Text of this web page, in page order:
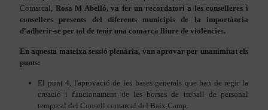
Comarcal, Rosa M Abelló, va fer un recordatori a les conselleres i
consellers presents del diferents municipis de la importància
d'adherir-se per tal de tenir una comarca lliure de violències.
En aquesta mateixa sessió plenària, van aprovar per unanimitat els
punts:
El punt 4, l'aprovació de les bases generals que han de regir la
creació i funcionament de les borses de treball de personal
temporal del Consell comarcal del Baix Camp.